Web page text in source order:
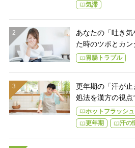
気滞
あなたの「吐き
た時のツボとカン
胃腸トラブル
更年期の「汗が
処法を漢方の視点
ホットフラッシュ
更年期
汗の